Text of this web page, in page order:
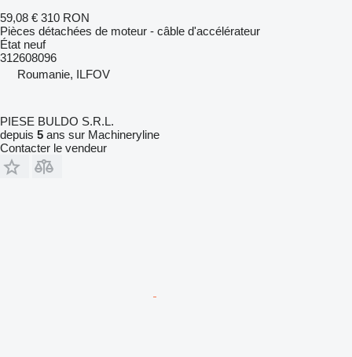
59,08 € 310 RON
Pièces détachées de moteur - câble d'accélérateur
État neuf
312608096
Roumanie, ILFOV
PIESE BULDO S.R.L.
depuis 5 ans sur Machineryline
Contacter le vendeur